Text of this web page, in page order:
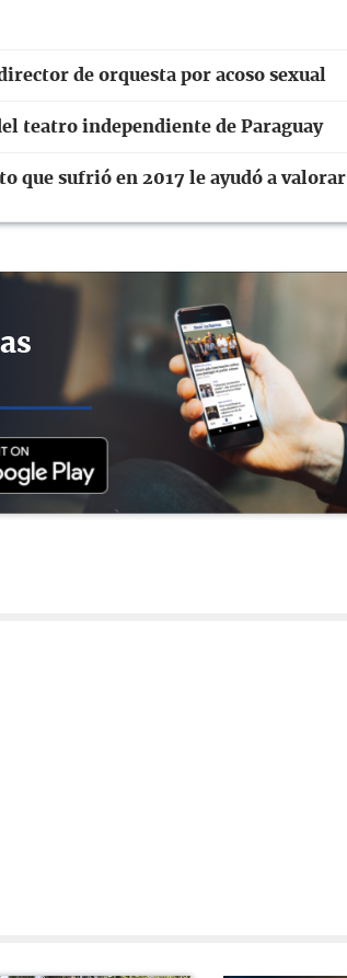
de orquesta por acoso sexual
teatro independiente de Paraguay
que sufrió en 2017 le ayudó a valorar